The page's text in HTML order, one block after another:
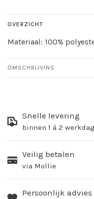
OVERZICHT
Materiaal: 100%
OMSCHRIJVING
Snelle levering
binnen 1 á 2
Veilig betalen
via Mollie
Persoonlijk advies